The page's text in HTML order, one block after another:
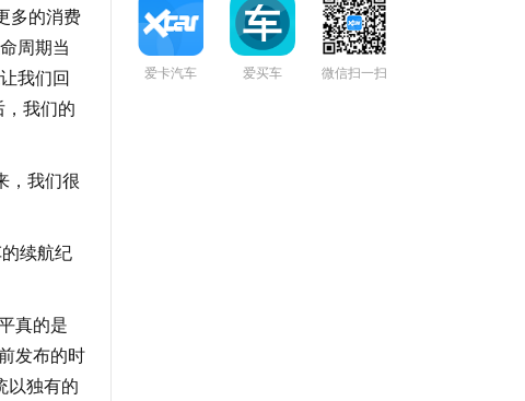
多的消费
周期当
我们回
，我们的
，我们很
续航纪
真的是
发布的时
以独有的
爱卡汽车 爱买车 微信扫一扫